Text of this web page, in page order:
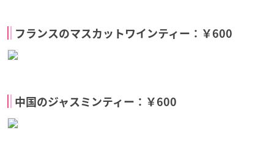
フランスのマスカットワインティー：￥600
中国のジャスミンティー：￥600